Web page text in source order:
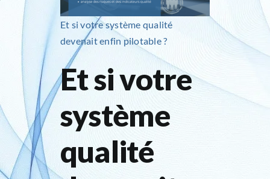
Et si votre système qualité
devenait enfin pilotable ?
Et si votre
système
qualité